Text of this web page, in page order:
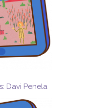
Davi Penela